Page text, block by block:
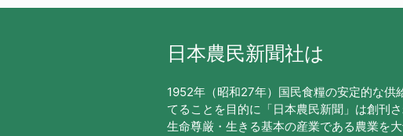
日本農民新聞社は
1952年（昭和27年）国民食糧の安定的な供
てることを目的に「日本農民新聞」は創刊さ
生命尊厳・生きる基本の産業である農業を